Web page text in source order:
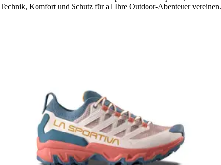
Technik, Komfort und Schutz für all Ihre Outdoor-Abenteuer vereinen.